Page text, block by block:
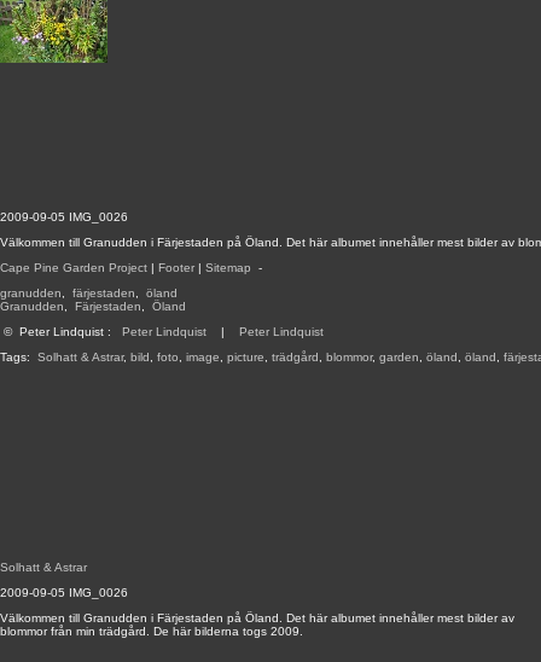
2009-09-05 IMG_0026
Välkommen till Granudden i Färjestaden på Öland. Det här albumet innehåller mest bilder av
Cape Pine Garden Project | Footer | Sitemap -
granudden
färjestaden
öland
Granudden
Färjestaden
Öland
© Peter Lindquist : Peter Lindquist | Peter Lindquist
Tags: Solhatt & Astrar, bild foto image picture trädgård blommor, garden öland öland
Solhatt & Astrar
2009-09-05 IMG_0026
Välkommen till Granudden i Färjestaden på Öland. Det här albumet innehåller mest bilder av
blommor från min trädgård. De här bilderna togs 2009.